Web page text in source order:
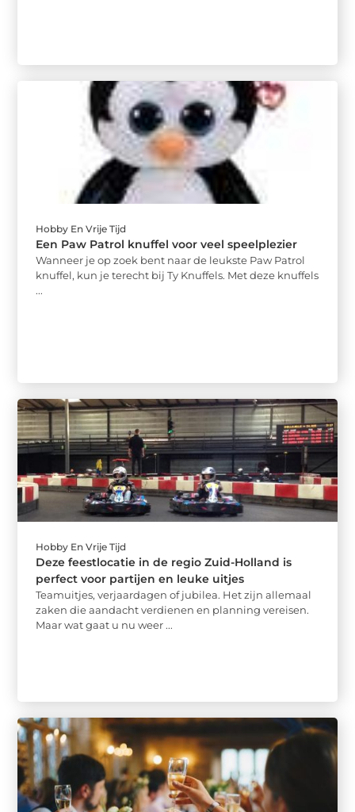
Hobby En Vrije Tijd
Een Paw Patrol knuffel voor veel speelplezier
Wanneer je op zoek bent naar de leukste Paw Patrol
knuffel, kun je terecht bij Ty Knuffels. Met deze knuffels
...
Hobby En Vrije Tijd
Deze feestlocatie in de regio Zuid-Holland is
perfect voor partijen en leuke uitjes
Teamuitjes, verjaardagen of jubilea. Het zijn allemaal
zaken die aandacht verdienen en planning vereisen.
Maar wat gaat u nu weer ...